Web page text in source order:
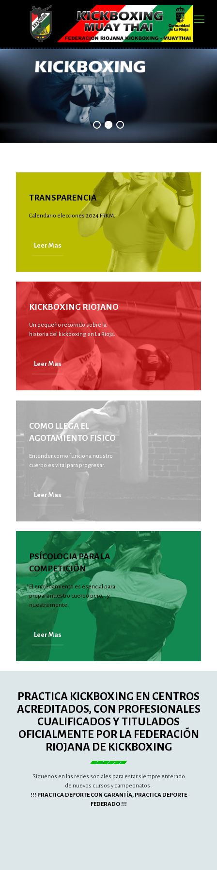
TRANSPARENCIA
Calendario elecciones 2024 FRKM.
Leer Mas
KICKBOXING RIOJANO
Un pequeño recorrido sobre la
historia del kickboxing en La Rioja.
Leer Mas
COMO LLEGA EL
AGOTAMIENTO FISICO
Entender como funciona nuestro
cuerpo es vital para progresar.
Leer Mas
PSÍCOLOGIA PARA LA
COMPETICIÓN
El entrenamiento es esencial para
prepara nuestro cuerpo pero... y
nuestra mente.
Leer Mas
PRACTICA KICKBOXING EN CENTROS
ACREDITADOS, CON PROFESIONALES
CUALIFICADOS Y TITULADOS
OFICIALMENTE POR LA FEDERACIÓN
RIOJANA DE KICKBOXING
Síguenos en las redes sociales para estar siempre enterado
de nuevos cursos y campeonatos .
!!! PRACTICA DEPORTE CON GARANTÍA, PRACTICA DEPORTE
FEDERADO !!!